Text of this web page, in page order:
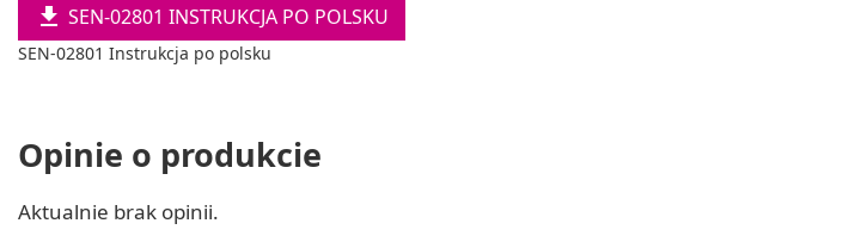
 SEN-02801 INSTRUKCJA PO POLSKU
SEN-02801 Instrukcja po polsku
Opinie o produkcie
Aktualnie brak opinii.